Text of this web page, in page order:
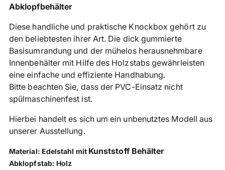
Produkt
den
Warenkorb
legen
Abklopfbehälter
Diese handliche und praktische Knockbox gehört zu
den beliebtesten ihrer Art. Die dick gummierte
Basisumrandung und der mühelos herausnehmbare
Innenbehälter mit Hilfe des Holzstabs gewährleisten
eine einfache und effiziente Handhabung.
Bitte beachten Sie, dass der PVC-Einsatz nicht
spülmaschinenfest ist.
Hierbei handelt es sich um ein unbenutztes Modell aus
unserer Ausstellung.
Material: Edelstahl mit Kunststoff Behälter
Abklopfstab: Holz